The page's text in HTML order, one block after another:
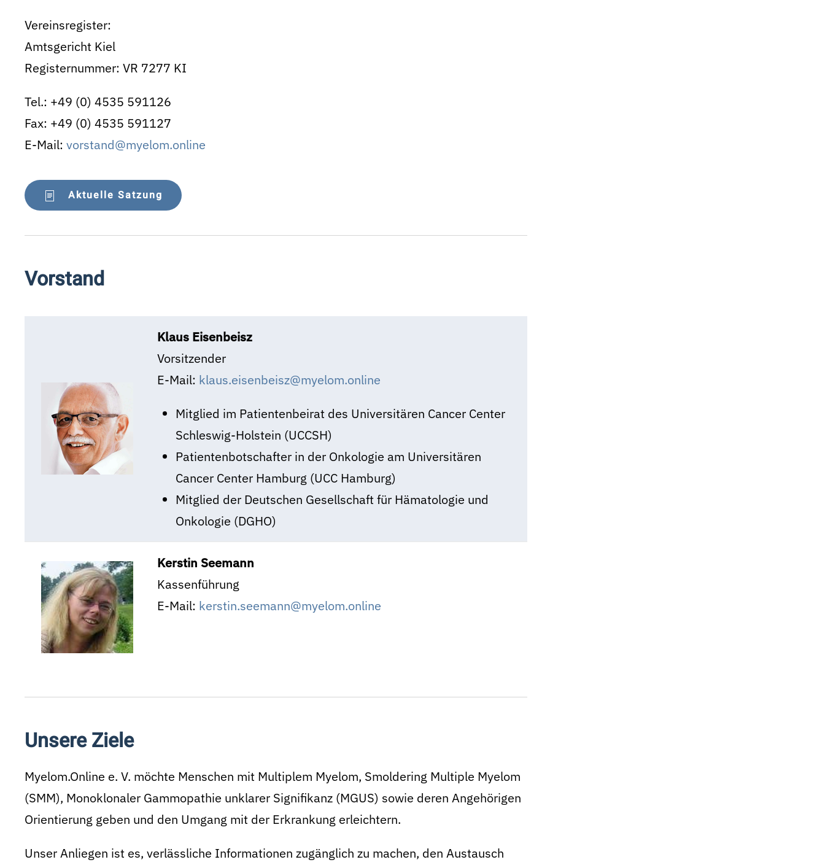
Vereinsregister:
Amtsgericht Kiel
Registernummer: VR 7277 KI
Tel.: +49 (0) 4535 591126
Fax: +49 (0) 4535 591127
E-Mail: vorstand@myelom.online
Aktuelle Satzung
Vorstand
Klaus Eisenbeisz
Vorsitzender
E-Mail: klaus.eisenbeisz@myelom.online
Mitglied im Patientenbeirat des Universitären Cancer Center
Schleswig-Holstein (UCCSH)
Patientenbotschafter in der Onkologie am Universitären
Cancer Center Hamburg (UCC Hamburg)
Mitglied der Deutschen Gesellschaft für Hämatologie und
Onkologie (DGHO)
Kerstin Seemann
Kassenführung
E-Mail: kerstin.seemann@myelom.online
Unsere Ziele
Myelom.Online e. V. möchte Menschen mit Multiplem Myelom, Smoldering Multiple Myelom
(SMM), Monoklonaler Gammopathie unklarer Signifikanz (MGUS) sowie deren Angehörigen
Orientierung geben und den Umgang mit der Erkrankung erleichtern.
Unser Anliegen ist es, verlässliche Informationen zugänglich zu machen, den Austausch